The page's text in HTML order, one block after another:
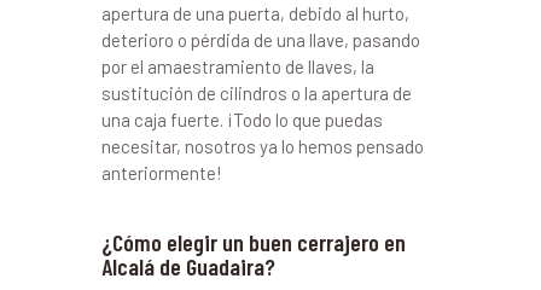
apertura de una puerta, debido al hurto,
deterioro o pérdida de una llave, pasando
por el amaestramiento de llaves, la
sustitución de cilindros o la apertura de
una caja fuerte. ¡Todo lo que puedas
necesitar, nosotros ya lo hemos pensado
anteriormente!
¿Cómo elegir un buen cerrajero en
Alcalá de Guadaira?